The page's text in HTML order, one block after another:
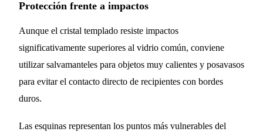
Protección frente a impactos
Aunque el cristal templado resiste impactos
significativamente superiores al vidrio común, conviene
utilizar salvamanteles para objetos muy calientes y posavasos
para evitar el contacto directo de recipientes con bordes
duros.
Las esquinas representan los puntos más vulnerables del